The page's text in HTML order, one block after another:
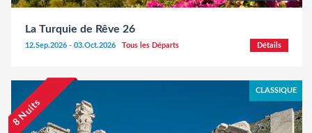
La Turquie de Rêve 26
12.Sep.2026 - 03.Oct.2026 Tous les Départs Détails
8 Nuits
CLASSIQUE